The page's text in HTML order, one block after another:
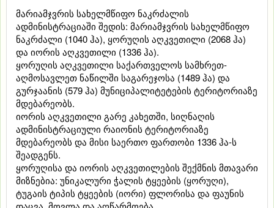
მარიამჯვრის სახელმწიფო ნაკრძალის
ადმინისტრაციაში შედის: მარიამჯვრის სახელმწიფო
ნაკრძალი (1040 ჰა), ყორუღის აღკვეთილი (2068 ჰა)
და იორის აღკვეთილი (1336 ჰა).
ყორუღის აღკვეთილი საქართველოს სამხრეთ-
აღმოსავლეთ ნაწილში საგარეჯოსა (1489 ჰა) და
გურჯაანის (579 ჰა) მუნიციპალიტეტების ტერიტორიაზე
მდებარეობს.
იორის აღკვეთილი გარე კახეთში, სიღნაღის
ადმინისტრაციული რაიონის ტერიტორიაზე
მდებარეობს და მისი საერთო ფართობი 1336 ჰა-ს
შეადგენს.
ყორუღისა და იორის აღკვეთილების შექმნის მთავარი
მიზნებია: უნიკალური ჭალის ტყეების (ყორუღი),
ტუგაის ტიპის ტყეების (იორი) ფლორისა და ფაუნის